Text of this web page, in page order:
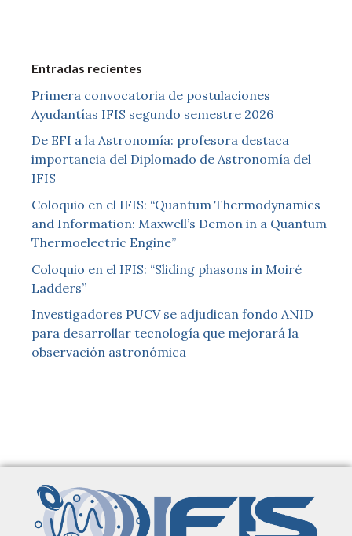
Entradas recientes
Primera convocatoria de postulaciones
Ayudantías IFIS segundo semestre 2026
De EFI a la Astronomía: profesora destaca
importancia del Diplomado de Astronomía del
IFIS
Coloquio en el IFIS: “Quantum Thermodynamics
and Information: Maxwell’s Demon in a Quantum
Thermoelectric Engine”
Coloquio en el IFIS: “Sliding phasons in Moiré
Ladders”
Investigadores PUCV se adjudican fondo ANID
para desarrollar tecnología que mejorará la
observación astronómica